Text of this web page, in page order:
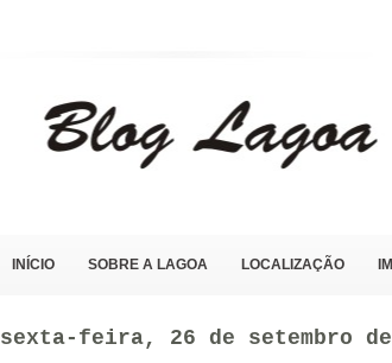
INÍCIO SOBRE A LAGOA LOCALIZAÇÃO
sexta-feira, 26 de setembro de